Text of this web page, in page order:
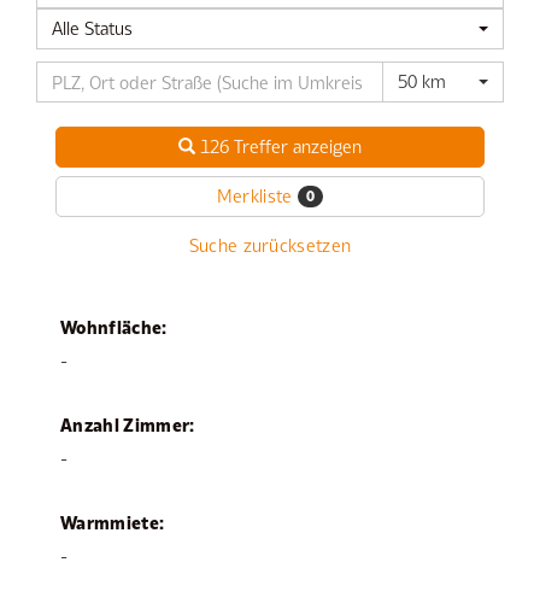
Alle Status
50 km
126 Treffer anzeigen
Merkliste 0
Suche zurücksetzen
Wohnfläche:
-
Anzahl Zimmer:
-
Warmmiete:
-